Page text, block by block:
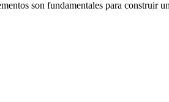
son fundamentales para construir